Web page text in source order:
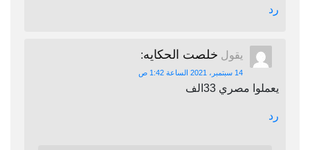
رد
يقول خلصت الحكايه:
14 سبتمبر، 2021 الساعة 1:42 ص
يعملوا مصري 33الف
رد